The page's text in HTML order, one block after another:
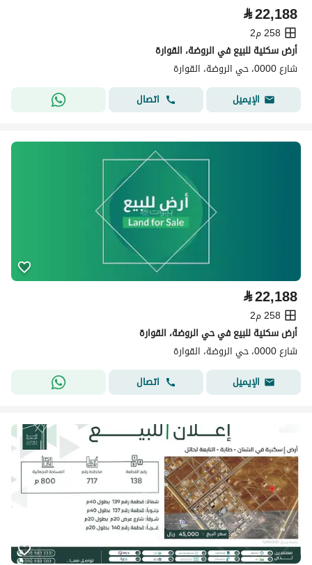
⃁22,188
258 م2
أرض سكنية للبيع في الروضة، القوارة
شارع 0000، حي الروضة، القوارة
الإيميل
اتصال
⃁22,188
258 م2
أرض سكنية للبيع في حي الروضة، القوارة
شارع 0000، حي الروضة، القوارة
الإيميل
اتصال